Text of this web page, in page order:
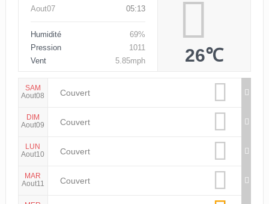
Aout07 05:13
Humidité
69%
Pression
1011
Vent
5.85mph 26℃
SAM
Aout08
Couvert
DIM
Aout09
Couvert
LUN
Aout10
Couvert
MAR
Aout11
Couvert